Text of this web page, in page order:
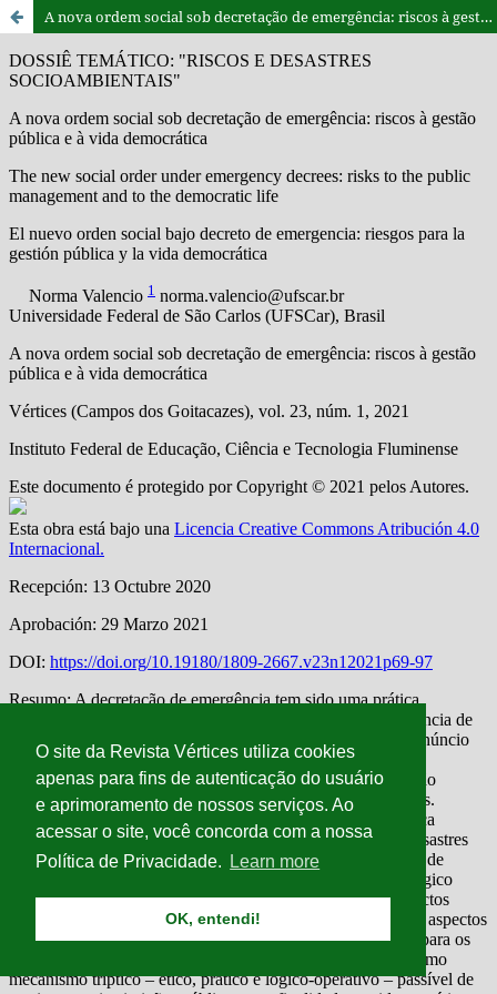
O site da Revista Vértices utiliza cookies
apenas para fins de autenticação do usuário
e aprimoramento de nossos serviços. Ao
acessar o site, você concorda com a nossa
Política de Privacidade.
Learn more
OK, entendi!
A nova ordem social sob decretação de emergência: riscos à gestão pública e à vida democrática